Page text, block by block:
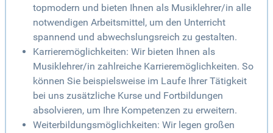
topmodern und bieten Ihnen als Musiklehrer/in alle
notwendigen Arbeitsmittel, um den Unterricht
spannend und abwechslungsreich zu gestalten.
Karrieremöglichkeiten: Wir bieten Ihnen als
Musiklehrer/in zahlreiche Karrieremöglichkeiten. So
können Sie beispielsweise im Laufe Ihrer Tätigkeit
bei uns zusätzliche Kurse und Fortbildungen
absolvieren, um Ihre Kompetenzen zu erweitern.
Weiterbildungsmöglichkeiten: Wir legen großen